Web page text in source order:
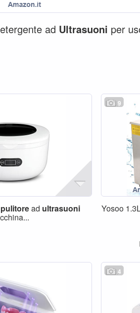
ad Ultrasuoni per
pulitoread ultrasuoni
9
Yosoo
4